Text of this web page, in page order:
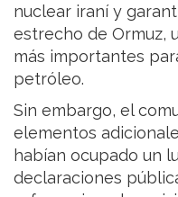
nuclear iraní y
estrecho de Ormuz,
más importantes
petróleo.
Sin embargo, el
elementos
habían ocupado un
declaraciones